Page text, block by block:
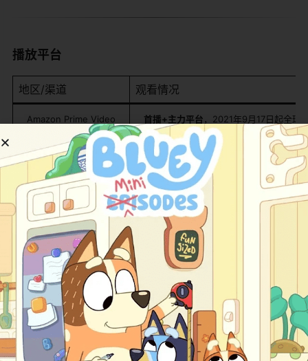
播放平台
地区/渠道 观看情况
Amazon Prime Video 首播+主力平台，2021年9月17日起全球
Amazon Kids+ 美、加、英、德、日等区的 Amazon
绘本延伸 Two Lions（Amazon Publishing 童书
玩具延伸 Jazwares 的 Do Re Mi 线（Amazon 独
手游延伸 Amazon 同步推的音乐练习类手游，定
中国大陆 无主流视频平台正版引进记录；接触途
实操提示：如果在国内想接触这片子，B站和早教号有零星
搬运但不够系统（因为每包30分钟、拆段逻辑复杂，搬运
号常只搬单段）；最稳的还是 Prime Video 美区/日区账号
搜 "Do Re Mi Amazon Original"，能拉到完整包。配套的